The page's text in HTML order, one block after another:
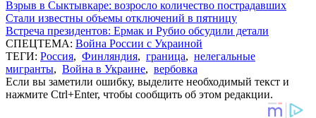
Взрыв в Сыктывкаре: возросло количество пострадавших
Стали известны объемы отключений в пятницу
Встреча президентов: Ермак и Рубио обсудили детали
СПЕЦТЕМА: Война России с Украиной
ТЕГИ: Россия, Финляндия, граница, нелегальные
мигранты, Война в Украине, вербовка
Если вы заметили ошибку, выделите необходимый текст и
нажмите Ctrl+Enter, чтобы сообщить об этом редакции.